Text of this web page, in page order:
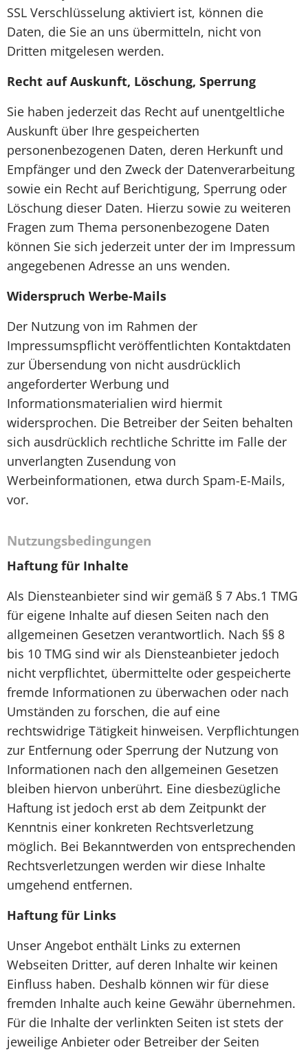
SSL Verschlüsselung aktiviert ist, können die
Daten, die Sie an uns übermitteln, nicht von
Dritten mitgelesen werden.
Recht auf Auskunft, Löschung, Sperrung
Sie haben jederzeit das Recht auf unentgeltliche
Auskunft über Ihre gespeicherten
personenbezogenen Daten, deren Herkunft und
Empfänger und den Zweck der Datenverarbeitung
sowie ein Recht auf Berichtigung, Sperrung oder
Löschung dieser Daten. Hierzu sowie zu weiteren
Fragen zum Thema personenbezogene Daten
können Sie sich jederzeit unter der im Impressum
angegebenen Adresse an uns wenden.
Widerspruch Werbe-Mails
Der Nutzung von im Rahmen der
Impressumspflicht veröffentlichten Kontaktdaten
zur Übersendung von nicht ausdrücklich
angeforderter Werbung und
Informationsmaterialien wird hiermit
widersprochen. Die Betreiber der Seiten behalten
sich ausdrücklich rechtliche Schritte im Falle der
unverlangten Zusendung von
Werbeinformationen, etwa durch Spam-E-Mails,
vor.
Nutzungsbedingungen
Haftung für Inhalte
Als Diensteanbieter sind wir gemäß § 7 Abs.1 TMG
für eigene Inhalte auf diesen Seiten nach den
allgemeinen Gesetzen verantwortlich. Nach §§ 8
bis 10 TMG sind wir als Diensteanbieter jedoch
nicht verpflichtet, übermittelte oder gespeicherte
fremde Informationen zu überwachen oder nach
Umständen zu forschen, die auf eine
rechtswidrige Tätigkeit hinweisen. Verpflichtungen
zur Entfernung oder Sperrung der Nutzung von
Informationen nach den allgemeinen Gesetzen
bleiben hiervon unberührt. Eine diesbezügliche
Haftung ist jedoch erst ab dem Zeitpunkt der
Kenntnis einer konkreten Rechtsverletzung
möglich. Bei Bekanntwerden von entsprechenden
Rechtsverletzungen werden wir diese Inhalte
umgehend entfernen.
Haftung für Links
Unser Angebot enthält Links zu externen
Webseiten Dritter, auf deren Inhalte wir keinen
Einfluss haben. Deshalb können wir für diese
fremden Inhalte auch keine Gewähr übernehmen.
Für die Inhalte der verlinkten Seiten ist stets der
jeweilige Anbieter oder Betreiber der Seiten